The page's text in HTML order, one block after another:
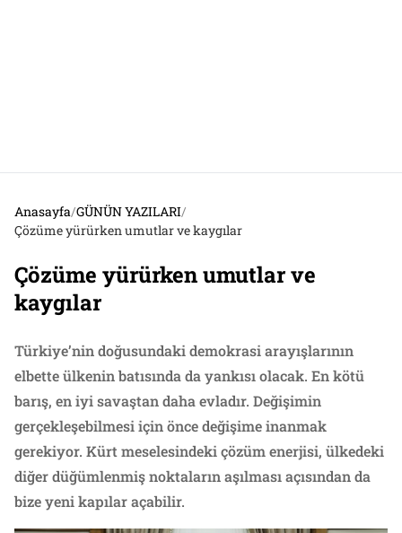
Anasayfa/GÜNÜN YAZILARI/
Çözüme yürürken umutlar ve kaygılar
Çözüme yürürken umutlar ve
kaygılar
Türkiye’nin doğusundaki demokrasi arayışlarının
elbette ülkenin batısında da yankısı olacak. En kötü
barış, en iyi savaştan daha evladır. Değişimin
gerçekleşebilmesi için önce değişime inanmak
gerekiyor. Kürt meselesindeki çözüm enerjisi, ülkedeki
diğer düğümlenmiş noktaların aşılması açısından da
bize yeni kapılar açabilir.